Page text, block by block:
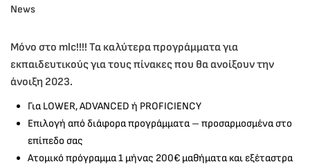
News
Μόνο στο mlc!!!! Τα καλύτερα προγράμματα για
εκπαιδευτικούς για τους πίνακες που θα ανοίξουν την
άνοιξη 2023.
Για LOWER, ADVANCED ή PROFICIENCY
Επιλογή από διάφορα προγράμματα – προσαρμοσμένα στο
επίπεδο σας
Aτομικό πρόγραμμα 1 μήνας 200€ μαθήματα και εξέταστρα